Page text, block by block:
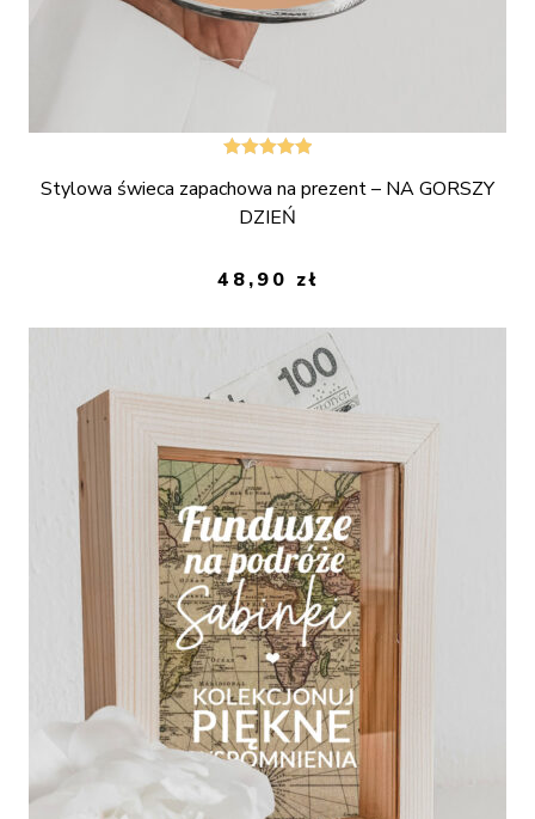
5.00na 5
Stylowa świeca zapachowa na prezent – NA GORSZY
DZIEŃ
48,90 zł